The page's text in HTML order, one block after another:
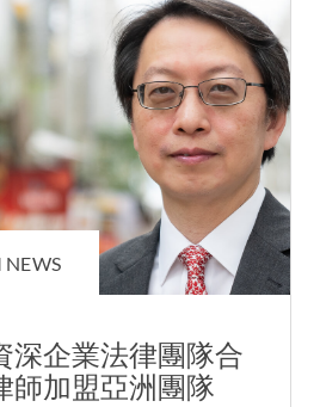
NEWS
深企業法律團隊合
師加盟亞洲團隊